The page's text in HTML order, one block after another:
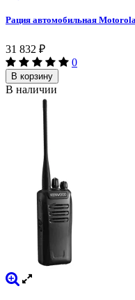
Рация автомобильная
31 832 ₽
0
В корзину
В наличии